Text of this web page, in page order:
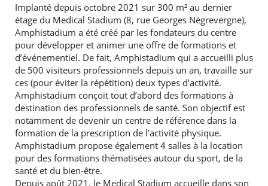
Implanté depuis octobre 2021 sur 300 m² au dernier
étage du Medical Stadium (8, rue Georges Nègrevergne),
Amphistadium a été créé par les fondateurs du centre
pour développer et animer une offre de formations et
d’événementiel. De fait, Amphistadium qui a accueilli plus
de 500 visiteurs professionnels depuis un an, travaille sur
ces (pour éviter la répétition) deux types d’activité.
Amphistadium conçoit tout d’abord des formations à
destination des professionnels de santé. Son objectif est
notamment de devenir un centre de référence dans la
formation de la prescription de l’activité physique.
Amphistadium propose également 4 salles à la location
pour des formations thématisées autour du sport, de la
santé et du bien-être.
Depuis août 2021, le Medical Stadium accueille dans son